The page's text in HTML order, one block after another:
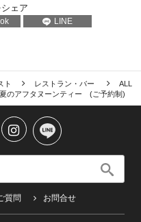
ェア
LINE
ト レストラン・バー
ALL
夏のアフタヌーンティー (ご予約制)
質問 お問合せ